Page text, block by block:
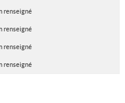
renseigné
renseigné
renseigné
renseigné